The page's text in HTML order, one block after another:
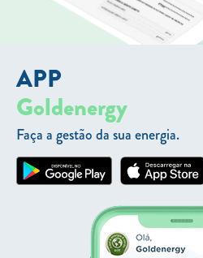
APP
Goldenergy
Faça a gestão da sua energia.